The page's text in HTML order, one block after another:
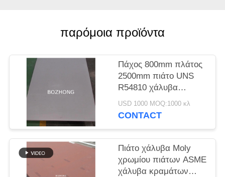
PRIVACY
POLICY
παρόμοια προϊόντα
Πάχος 800mm πλάτος
2500mm πιάτο UNS
R54810 χάλυβα
κραμάτων τιτανίου
USD 1000 MOQ:1000 κλ
CONTACT
Πιάτο χάλυβα Moly
χρωμίου πιάτων ASME
χάλυβα κραμάτων